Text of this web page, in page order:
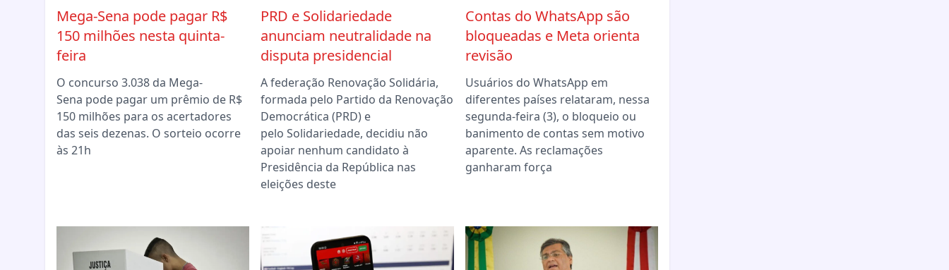
Mega-Sena pode pagar R$
150 milhões nesta quinta-
feira
O concurso 3.038 da Mega-
Sena pode pagar um prêmio de R$
150 milhões para os acertadores
das seis dezenas. O sorteio ocorre
às 21h
PRD e Solidariedade
anunciam neutralidade na
disputa presidencial
A federação Renovação Solidária,
formada pelo Partido da Renovação
Democrática (PRD) e
pelo Solidariedade, decidiu não
apoiar nenhum candidato à
Presidência da República nas
eleições deste
Contas do WhatsApp são
bloqueadas e Meta orienta
revisão
Usuários do WhatsApp em
diferentes países relataram, nessa
segunda-feira (3), o bloqueio ou
banimento de contas sem motivo
aparente. As reclamações
ganharam força